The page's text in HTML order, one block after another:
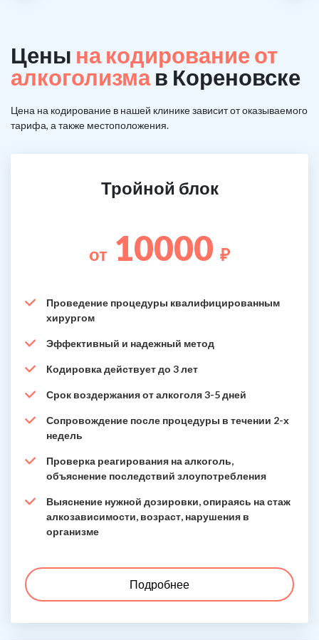
Цены на кодирование от
алкоголизмав Кореновске
Цена на кодирование в нашей клинике зависит от оказываемого
тарифа, а также местоположения.
Тройной блок
от 10000 ₽
Проведение процедуры квалифицированным
хирургом
Эффективный и надежный метод
Кодировка действует до 3 лет
Срок воздержания от алкоголя 3-5 дней
Сопровождение после процедуры в течении 2-х
недель
Проверка реагирования на алкоголь,
объяснение последствий злоупотребления
Выяснение нужной дозировки, опираясь на стаж
алкозависимости, возраст, нарушения в
организме
Подробнее